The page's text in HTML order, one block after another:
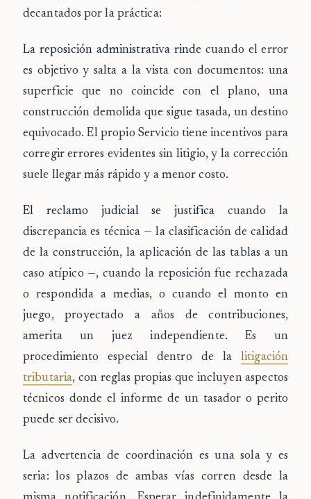
decantados por la práctica:
La reposición administrativa rinde cuando el error
es objetivo y salta a la vista con documentos: una
superficie que no coincide con el plano, una
construcción demolida que sigue tasada, un destino
equivocado. El propio Servicio tiene incentivos para
corregir errores evidentes sin litigio, y la corrección
suele llegar más rápido y a menor costo.
El reclamo judicial se justifica cuando la
discrepancia es técnica — la clasificación de calidad
de la construcción, la aplicación de las tablas a un
caso atípico —, cuando la reposición fue rechazada
o respondida a medias, o cuando el monto en
juego, proyectado a años de contribuciones,
amerita un juez independiente. Es un
procedimiento especial dentro de la litigación
tributaria, con reglas propias que incluyen aspectos
técnicos donde el informe de un tasador o perito
puede ser decisivo.
La advertencia de coordinación es una sola y es
seria:los plazos de ambas vías corren desde la